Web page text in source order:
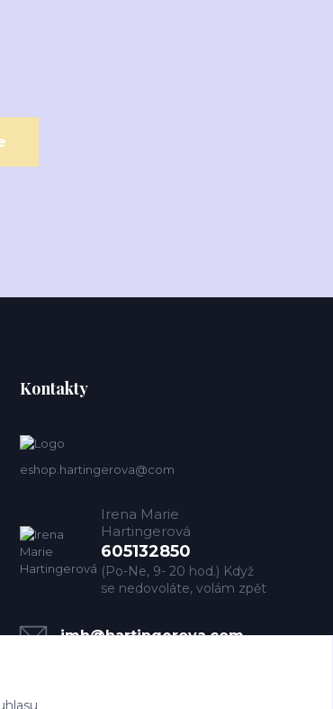
Kontakty
eshop.hartingerova@com
Irena Marie
Hartingerová
605132850
(Po-Ne, 9- 20 hod.) Když
se nedovoláte, volám zpět
imh@hartingerova.com